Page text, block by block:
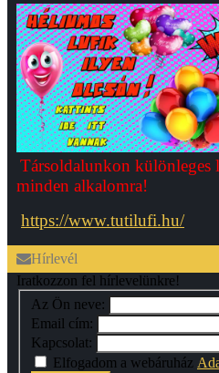
Társoldalunkon különleges
minden alkalomra!
https://www.tutilufi.hu/
Hírlevél
Iratkozzon fel hírlevelünkre!
Az Ön neve:
Email cím:
Kapcsolat:
Elfogadom a webáruház